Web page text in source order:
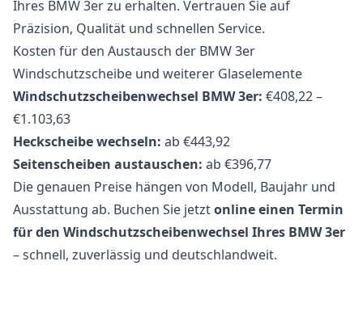
Ihres BMW 3er zu erhalten. Vertrauen Sie auf
Präzision, Qualität und schnellen Service.
Kosten für den Austausch der BMW 3er
Windschutzscheibe und weiterer Glaselemente
Windschutzscheibenwechsel BMW 3er: €408,22 –
€1.103,63
Heckscheibe wechseln: ab €443,92
Seitenscheiben austauschen: ab €396,77
Die genauen Preise hängen von Modell, Baujahr und
Ausstattung ab. Buchen Sie jetztonline einen Termin
für den Windschutzscheibenwechsel Ihres BMW 3er
– schnell, zuverlässig und deutschlandweit.